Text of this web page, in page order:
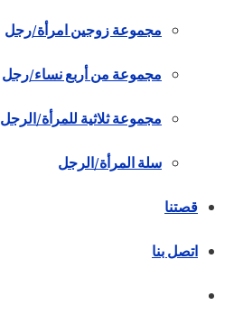
مجموعة زوجين امرأة/رجل
مجموعة من أربع نساء/رجل
مجموعة ثلاثية للمرأة/الرجل
سلة المرأة/الرجل
قصتنا
اتصل بنا